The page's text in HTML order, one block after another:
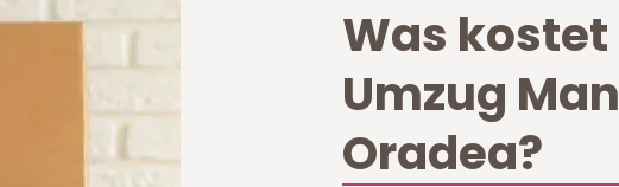
Was kostet
Umzug
Oradea?